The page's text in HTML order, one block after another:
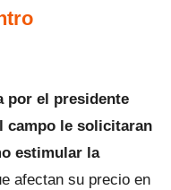
por el presidente
campo le solicitaran
estimular la
afectan su precio en